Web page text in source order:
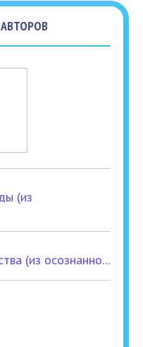
(из
(из осознанно...